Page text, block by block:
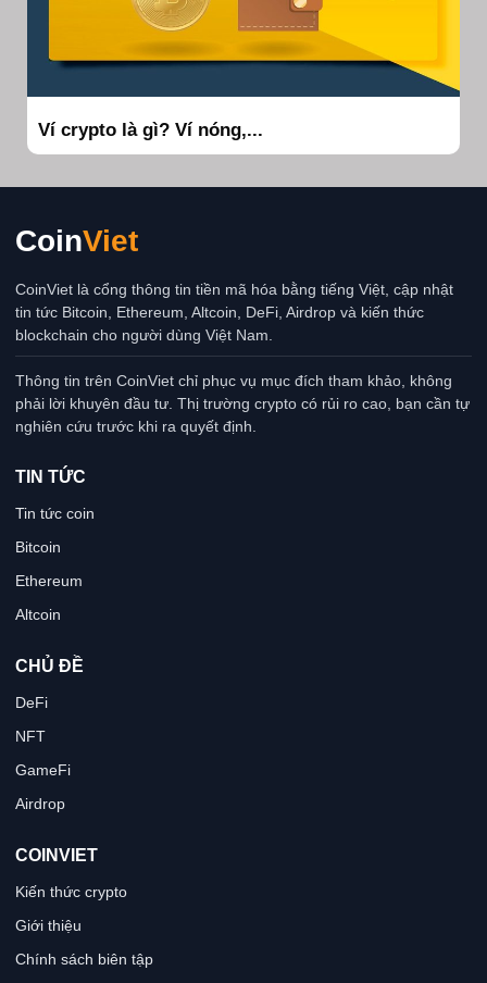
Ví crypto là gì? Ví nóng,...
CoinViet
CoinViet là cổng thông tin tiền mã hóa bằng tiếng Việt, cập nhật
tin tức Bitcoin, Ethereum, Altcoin, DeFi, Airdrop và kiến thức
blockchain cho người dùng Việt Nam.
Thông tin trên CoinViet chỉ phục vụ mục đích tham khảo, không
phải lời khuyên đầu tư. Thị trường crypto có rủi ro cao, bạn cần tự
nghiên cứu trước khi ra quyết định.
TIN TỨC
Tin tức coin
Bitcoin
Ethereum
Altcoin
CHỦ ĐỀ
DeFi
NFT
GameFi
Airdrop
COINVIET
Kiến thức crypto
Giới thiệu
Chính sách biên tập